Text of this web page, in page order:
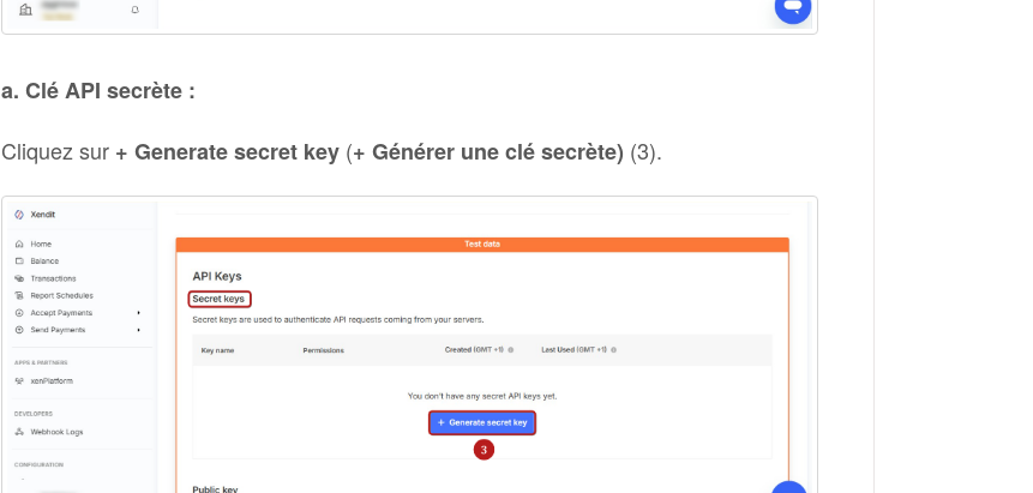
a. Clé API secrète :
Cliquez sur + Generate secret key(+ Générer une clé secrète) (3).